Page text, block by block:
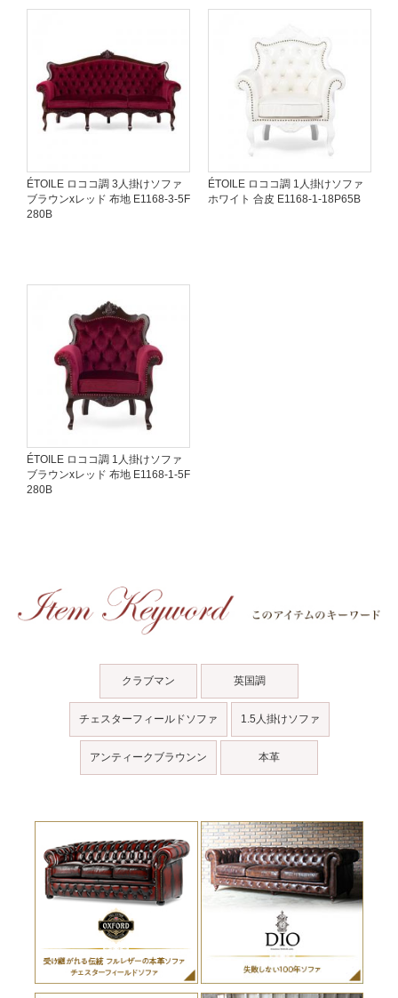
ÉTOILE ロココ調 3人掛けソファ
ブラウンxレッド 布地 E1168-3-5F
280B
ÉTOILE ロココ調 1人掛けソファ
ホワイト 合皮 E1168-1-18P65B
ÉTOILE ロココ調 1人掛けソファ
ブラウンxレッド 布地 E1168-1-5F
280B
クラブマン 英国調
チェスターフィールドソファ 1.5人掛けソファ
アンティークブラウンン 本革